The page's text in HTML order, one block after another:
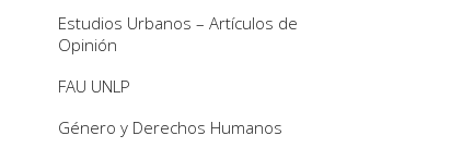
Estudios Urbanos – Artículos de
Opinión
FAU UNLP
Género y Derechos Humanos